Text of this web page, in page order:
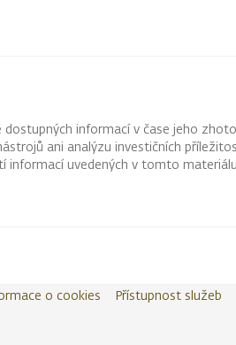
informací v čase jeho
ani analýzu investičních
uvedených v tomto
o cookies Přístupnost služeb